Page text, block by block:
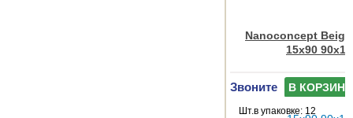
Nanoconcept
15x90 90x15
Звоните В КОРЗИНУ
Шт.в упаковке: 12